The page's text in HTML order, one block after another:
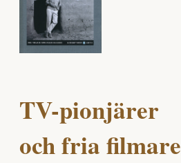
TV-pionjärer
och fria filmare